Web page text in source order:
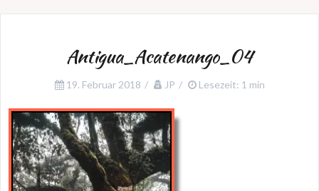
Antigua_Acatenango_04
19. Februar 2018 JP Lesezeit: 1 min